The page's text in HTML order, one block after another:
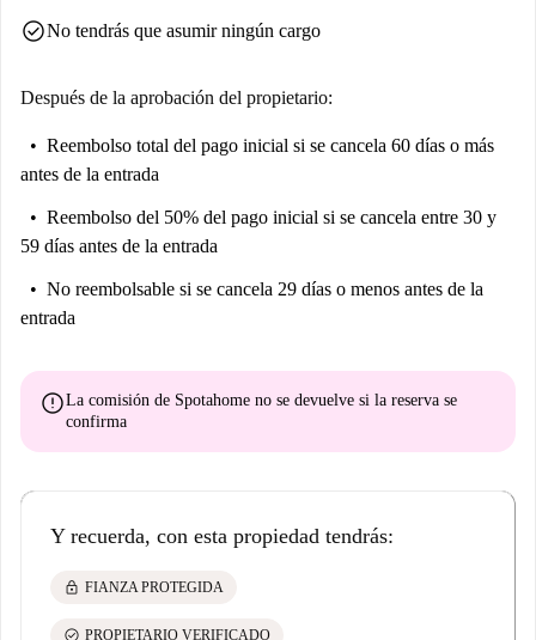
check_circleNo tendrás que asumir ningún cargo
Después de la aprobación del propietario:
Reembolso total del pago inicial si se cancela 60 días o más
antes de la entrada
Reembolso del 50% del pago inicial si se cancela entre 30 y
59 días antes de la entrada
No reembolsable si se cancela 29 días o menos antes de la
entrada
errorLa comisión de Spotahome no se devuelve si la reserva se
confirma
Y recuerda, con esta propiedad tendrás:
lock FIANZA PROTEGIDA
check_circle PROPIETARIO VERIFICADO